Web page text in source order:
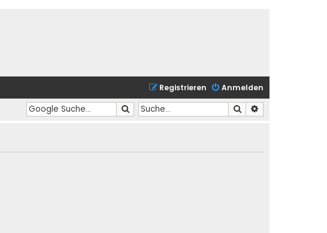
Anmelden
Registrieren
Suche
Suche